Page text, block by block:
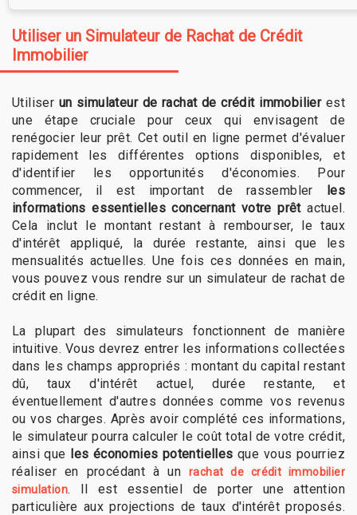
Utiliser un Simulateur de Rachat de Crédit
Immobilier
Utiliser un simulateur de rachat de crédit immobilierest
une étape cruciale pour ceux qui envisagent de
renégocier leur prêt. Cet outil en ligne permet d'évaluer
rapidement les différentes options disponibles, et
d'identifier les opportunités d'économies. Pour
commencer, il est important de rassembler
les
informations essentielles concernant votre prêtactuel.
Cela inclut le montant restant à rembourser, le taux
d'intérêt appliqué, la durée restante, ainsi que les
mensualités actuelles. Une fois ces données en main,
vous pouvez vous rendre sur un simulateur de rachat de
crédit en ligne.
La plupart des simulateurs fonctionnent de manière
intuitive. Vous devrez entrer les informations collectées
dans les champs appropriés : montant du capital restant
dû, taux d'intérêt actuel, durée restante, et
éventuellement d'autres données comme vos revenus
ou vos charges. Après avoir complété ces informations,
le simulateur pourra calculer le coût total de votre crédit,
ainsi que les économies potentielles que vous pourriez
réaliser en procédant à un rachat de crédit immobilier
simulation. Il est essentiel de porter une attention
particulière aux projections de taux d'intérêt proposés.